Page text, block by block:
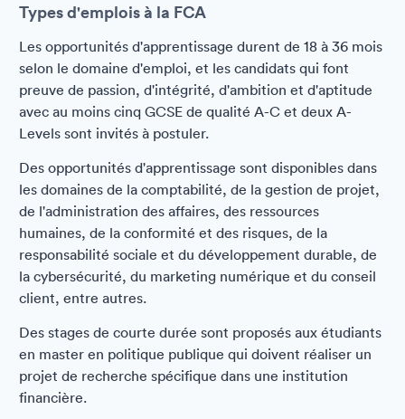
Types d'emplois à la FCA
Les opportunités d'apprentissage durent de 18 à 36 mois
selon le domaine d'emploi, et les candidats qui font
preuve de passion, d'intégrité, d'ambition et d'aptitude
avec au moins cinq GCSE de qualité A-C et deux A-
Levels sont invités à postuler.
Des opportunités d'apprentissage sont disponibles dans
les domaines de la comptabilité, de la gestion de projet,
de l'administration des affaires, des ressources
humaines, de la conformité et des risques, de la
responsabilité sociale et du développement durable, de
la cybersécurité, du marketing numérique et du conseil
client, entre autres.
Des stages de courte durée sont proposés aux étudiants
en master en politique publique qui doivent réaliser un
projet de recherche spécifique dans une institution
financière.